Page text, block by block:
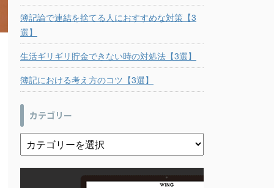
簿記論で連結を捨てる人におすすめな対策【3
選】
生活ギリギリ貯金できない時の対処法【3選】
簿記における考え方のコツ【3選】
カテゴリー